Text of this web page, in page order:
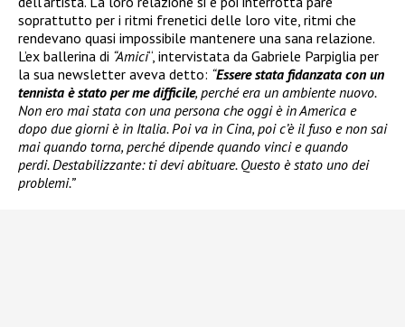
soprattutto per i ritmi frenetici delle loro vite, ritmi che
rendevano quasi impossibile mantenere una sana relazione.
L’ex ballerina di “Amici“, intervistata da Gabriele Parpiglia per
la sua newsletter aveva detto: “Essere stata fidanzata con un
tennista è stato per me difficile, perché era un ambiente nuovo.
Non ero mai stata con una persona che oggi è in America e
dopo due giorni è in Italia. Poi va in Cina, poi c’è il fuso e non sai
mai quando torna, perché dipende quando vinci e quando
perdi. Destabilizzante: ti devi abituare. Questo è stato uno dei
problemi.”